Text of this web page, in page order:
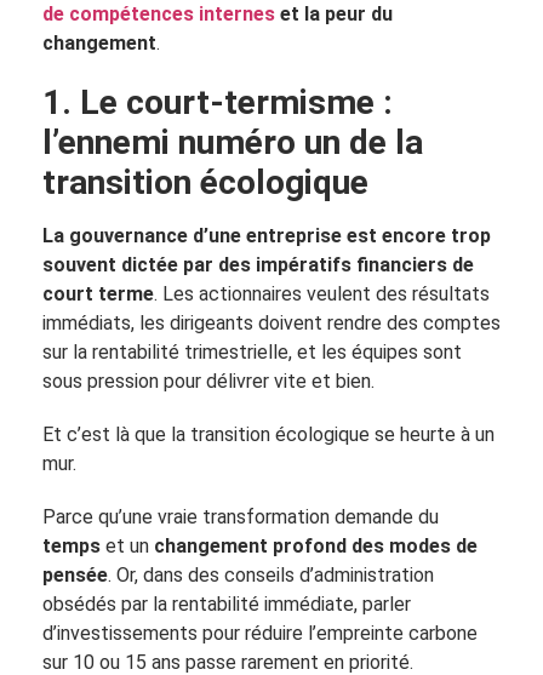
de compétences internes et la peur du
changement.
1. Le court-termisme :
l’ennemi numéro un de la
transition écologique
La gouvernance d’une entreprise est encore trop
souvent dictée par des impératifs financiers de
court terme. Les actionnaires veulent des résultats
immédiats, les dirigeants doivent rendre des comptes
sur la rentabilité trimestrielle, et les équipes sont
sous pression pour délivrer vite et bien.
Et c’est là que la transition écologique se heurte à un
mur.
Parce qu’une vraie transformation demande du
temps et un changement profond des modes de
pensée. Or, dans des conseils d’administration
obsédés par la rentabilité immédiate, parler
d’investissements pour réduire l’empreinte carbone
sur 10 ou 15 ans passe rarement en priorité.